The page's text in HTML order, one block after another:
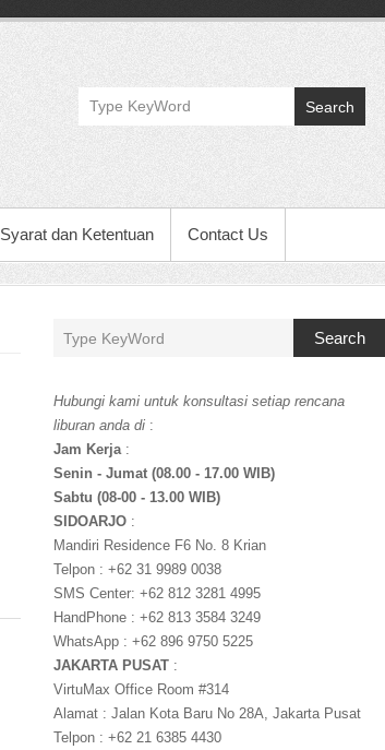
Search
Syarat dan Ketentuan Contact Us
Search
Hubungi kami untuk konsultasi setiap rencana
liburan anda di :
Jam Kerja:
Senin - Jumat (08.00 - 17.00 WIB)
Sabtu (08-00 - 13.00 WIB)
SIDOARJO:
Mandiri Residence F6 No. 8 Krian
Telpon : +62 31 9989 0038
SMS Center: +62 812 3281 4995
HandPhone : +62 813 3584 3249
WhatsApp : +62 896 9750 5225
JAKARTA PUSAT :
VirtuMax Office Room #314
Alamat : Jalan Kota Baru No 28A, Jakarta Pusat
Telpon : +62 21 6385 4430